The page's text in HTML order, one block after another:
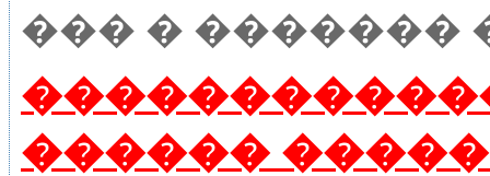
��� � �������
������